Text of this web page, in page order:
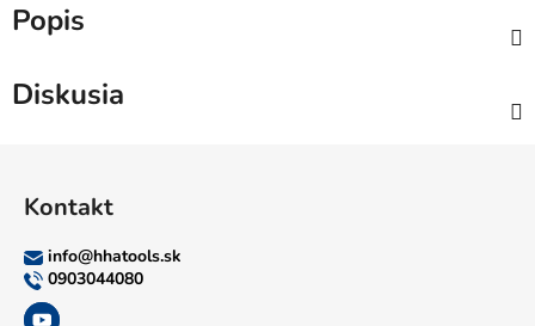
Popis
Diskusia
Kontakt
info@hhatools.sk
0903044080